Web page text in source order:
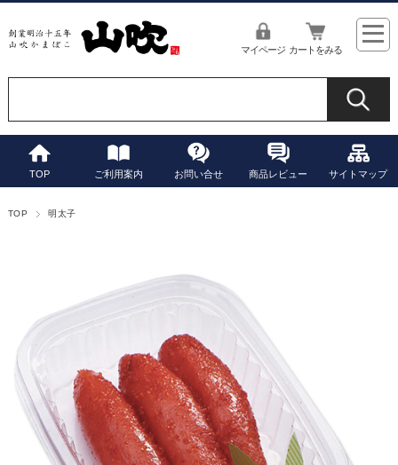
マイページ カートをみる
TOP ご利用案内 お問い合せ 商品レビュー サイトマップ
TOP 明太子